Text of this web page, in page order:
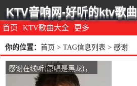
首页 KTV歌曲大全 更多
KTV音响网-好听的ktv歌曲
你的位置： 首页 > TAG信息列表 > 感谢
感谢在线听(原唱是黑龙)，
大哥伴你一路k歌演唱点